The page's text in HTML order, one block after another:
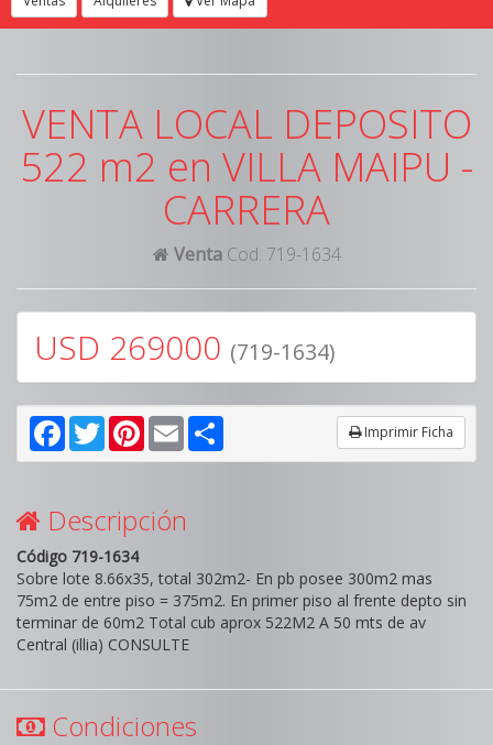
VENTA LOCAL DEPOSITO
522 m2 en VILLA MAIPU -
CARRERA
VentaCod. 719-1634
USD 269000 (719-1634)
Facebook
TwitterPinterest
Email Imprimir Ficha
Descripción
Código 719-1634
Sobre lote 8.66x35, total 302m2- En pb posee 300m2 mas
75m2 de entre piso = 375m2. En primer piso al frente depto sin
terminar de 60m2 Total cub aprox 522M2 A 50 mts de av
Central (illia) CONSULTE
Condiciones